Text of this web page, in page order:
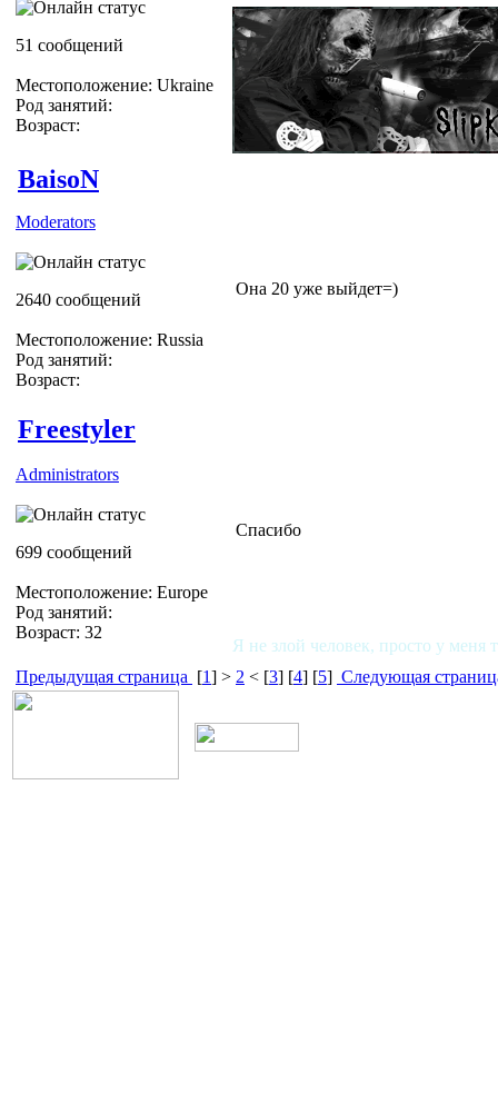
51 сообщений
Местоположение: Ukraine
Род занятий:
Возраст:
BaisoN
Moderators
2640 сообщений
Местоположение: Russia
Род занятий:
Возраст:
Она 20 уже выйдет=)
Freestyler
Administrators
699 сообщений
Местоположение: Europe
Род занятий:
Возраст: 32
Спасибо
Я не злой человек, просто у меня
Предыдущая страница [1] > 2 < [3] [4] [5] Следующая